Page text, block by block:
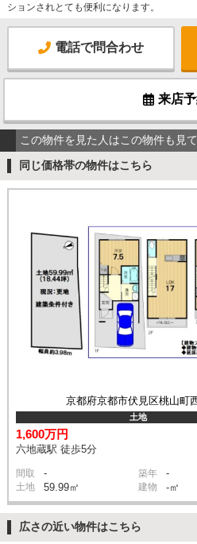
ションされとても便利になります。
電話で問合わせ
来店
この物件を見た人はこの物件も見
同じ価格帯の物件はこちら
京都府京都市伏見区桃山町
土地
1,600万円
六地蔵駅 徒歩5分
間取 - 築年 -
土地 59.99㎡ 建物 -㎡
広さの近い物件はこちら